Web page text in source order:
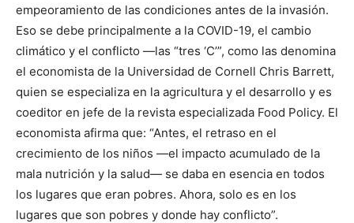
empeoramiento de las condiciones antes de la invasión.
Eso se debe principalmente a la COVID-19, el cambio
climático y el conflicto —las “tres ‘C’”, como las denomina
el economista de la Universidad de Cornell Chris Barrett,
quien se especializa en la agricultura y el desarrollo y es
coeditor en jefe de la revista especializada Food Policy. El
economista afirma que: “Antes, el retraso en el
crecimiento de los niños —el impacto acumulado de la
mala nutrición y la salud— se daba en esencia en todos
los lugares que eran pobres. Ahora, solo es en los
lugares que son pobres y donde hay conflicto”.